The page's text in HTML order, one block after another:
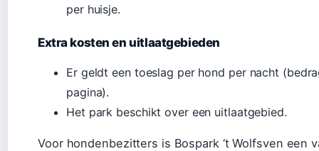
per huisje.
Extra kosten en uitlaatgebieden
Er geldt een toeslag per hond per nacht
pagina).
Het park beschikt over een uitlaatgebied.
Voor hondenbezitters is Bospark ‘t Wolfsven een